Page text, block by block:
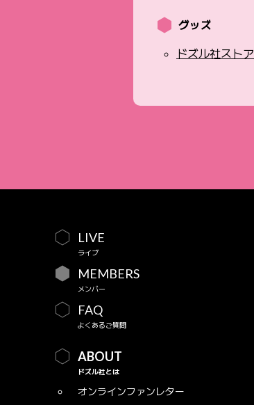
グッズ
ドズル社ストア
LIVE
ライブ
MEMBERS
メンバー
FAQ
よくあるご質問
ABOUT
ドズル社とは
オンラインファンレター